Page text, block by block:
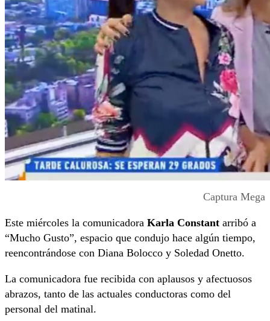
Captura Mega
Este miércoles la comunicadora Karla Constant arribó a
“Mucho Gusto”, espacio que condujo hace algún tiempo,
reencontrándose con Diana Bolocco y Soledad Onetto.
La comunicadora fue recibida con aplausos y afectuosos
abrazos, tanto de las actuales conductoras como del
personal del matinal.